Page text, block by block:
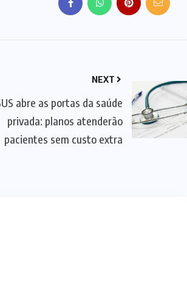
NEXT
abre as portas da saúde
privada: planos atenderão
pacientes sem custo extra